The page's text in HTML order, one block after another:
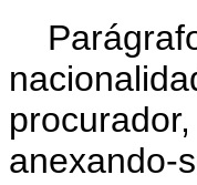
anexando-